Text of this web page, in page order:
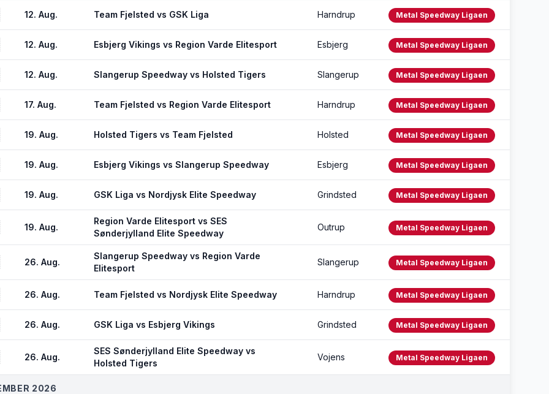
12. Aug. Team Fjelsted vs GSK Liga Harndrup Metal Speedway Ligaen
12. Aug. Esbjerg Vikings vs Region Varde Elitesport Esbjerg Metal Speedway Ligaen
12. Aug. Slangerup Speedway vs Holsted Tigers Slangerup Metal Speedway Ligaen
17. Aug. Team Fjelsted vs Region Varde Elitesport Harndrup Metal Speedway Ligaen
19. Aug. Holsted Tigers vs Team Fjelsted Holsted Metal Speedway Ligaen
19. Aug. Esbjerg Vikings vs Slangerup Speedway Esbjerg Metal Speedway Ligaen
19. Aug. GSK Liga vs Nordjysk Elite Speedway Grindsted Metal Speedway Ligaen
19. Aug.
Region Varde Elitesport vs SES
Sønderjylland Elite Speedway
Outrup Metal Speedway Ligaen
26. Aug.
Slangerup Speedway vs Region Varde
Elitesport
Slangerup Metal Speedway Ligaen
26. Aug. Team Fjelsted vs Nordjysk Elite Speedway Harndrup Metal Speedway Ligaen
26. Aug. GSK Liga vs Esbjerg Vikings Grindsted Metal Speedway Ligaen
26. Aug.
SES Sønderjylland Elite Speedway vs
Holsted Tigers
Vojens Metal Speedway Ligaen
2026